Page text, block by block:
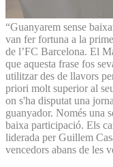
“Guanyarem sense
van fer fortuna a la
de l’FC Barcelona. El
que aquesta frase fos
utilitzar des de llavors
priori molt superior al
on s'ha disputat una
guanyador. Només una
baixa participació. Els
liderada per Guillem
vencedors abans de les